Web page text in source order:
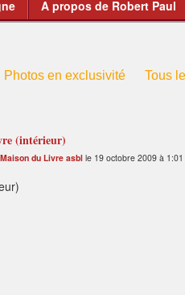
A propos de Robert Paul
Photos en exclusivité Tous
(intérieur)
du Livre asblle 19 octobre 2009 à 1:01